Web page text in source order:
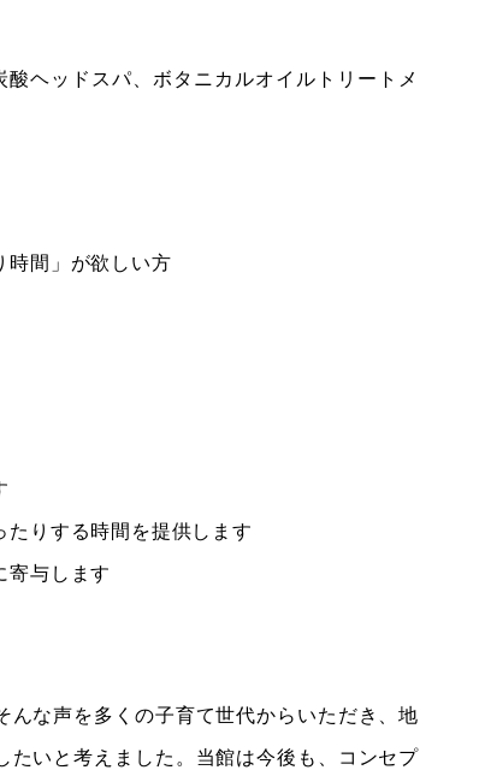
ヘッドスパ、ボタニカルオイルトリートメ
時間」が欲しい方
たりする時間を提供します
寄与します
な声を多くの子育て世代からいただき、地
いと考えました。当館は今後も、コンセプ